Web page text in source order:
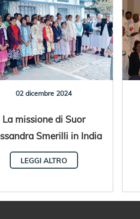
02 dicembre 2024
La missione di Suor
Smerilli in India
LEGGI ALTRO